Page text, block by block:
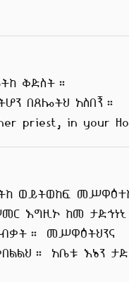
ቅድስት።
በጸሎትህ አስበኝ።
priest, in your
ወይትወከፍ
እግዚኦ ከመ
መሥዋዕትህንና
አቤቱ እኔን